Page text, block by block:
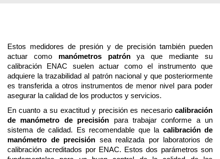
Estos medidores de presión y de precisión también pueden
actuar como manómetros patrónya que mediante su
calibración ENAC suelen actuar como el instrumento que
adquiere la trazabilidad al patrón nacional y que posteriormente
es transferida a otros instrumentos de menor nivel para poder
asegurar la calidad de los productos y servicios.
En cuanto a su exactitud y precisión es necesario calibración
de manómetro de precisión para trabajar conforme a un
sistema de calidad. Es recomendable que la calibración de
manómetro de precisión sea realizada por laboratorios de
calibración acreditados por ENAC. Estos dos parámetros son